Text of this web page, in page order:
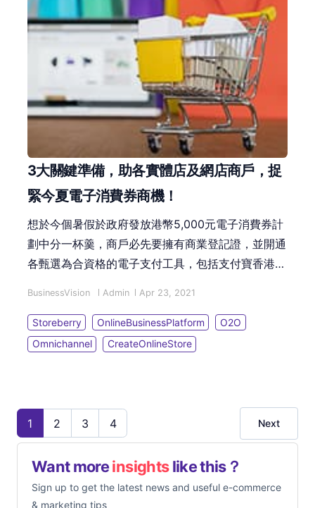
3大關鍵準備，助各實體店及網店商戶，捉
緊今夏電子消費券商機！
想於今個暑假於政府發放港幣5,000元電子消費券計
劃中分一杯羹，商戶必先要擁有商業登記證，並開通
各甄選為合資格的電子支付工具，包括支付寶香港、
戶要盡搶商機，更應及早策劃亮眼優惠，刺激消費者
於您的商戶購物。
BusinessVision Admin Apr 23, 2021
Storeberry OnlineBusinessPlatform
O2O
Omnichannel
CreateOnlineStore
1 2 3 4 Next
Want moreinsightslike this？
Sign up to get the latest news and useful e-commerce
& marketing tips